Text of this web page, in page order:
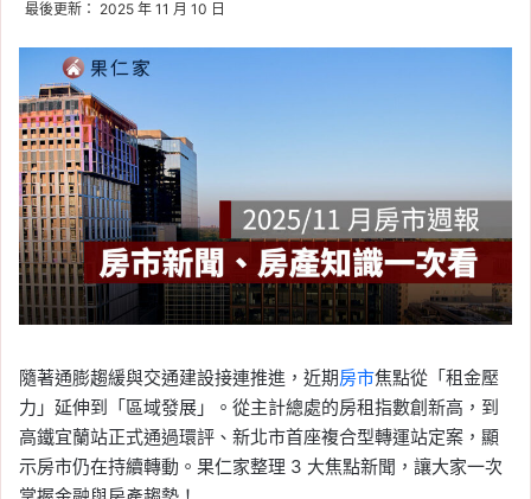
最後更新： 2025 年 11 月 10 日
隨著通膨趨緩與交通建設接連推進，近期房市焦點從「租金壓
力」延伸到「區域發展」。從主計總處的房租指數創新高，到
高鐵宜蘭站正式通過環評、新北市首座複合型轉運站定案，顯
示房市仍在持續轉動。果仁家整理 3 大焦點新聞，讓大家一次